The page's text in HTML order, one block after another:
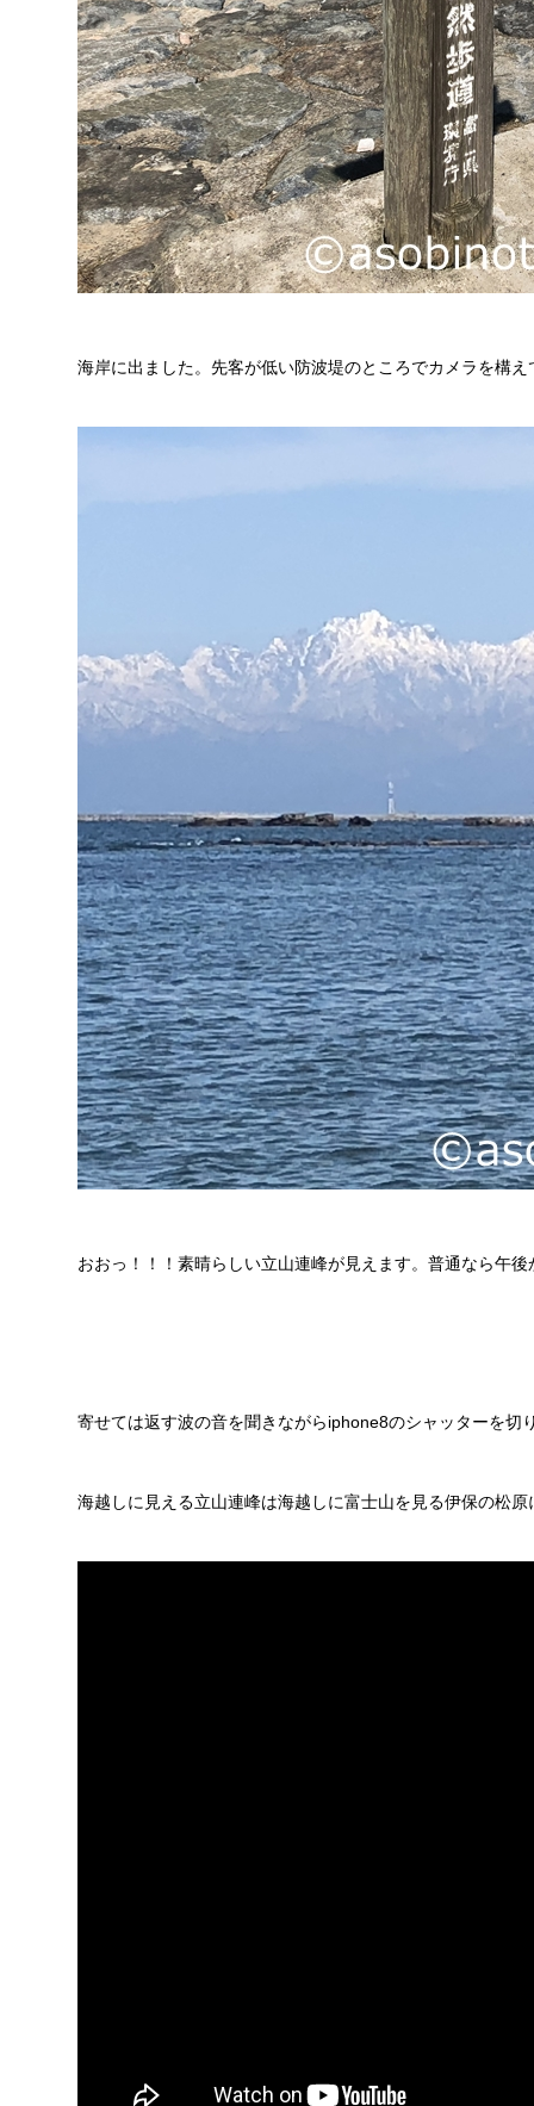
海岸に出ました。先客が低い防波堤のところでカメラを構
おおっ！！！素晴らしい立山連峰が見えます。普通なら午
寄せては返す波の音を聞きながらiphone8のシャッターを切
海越しに見える立山連峰は海越しに富士山を見る伊保の松